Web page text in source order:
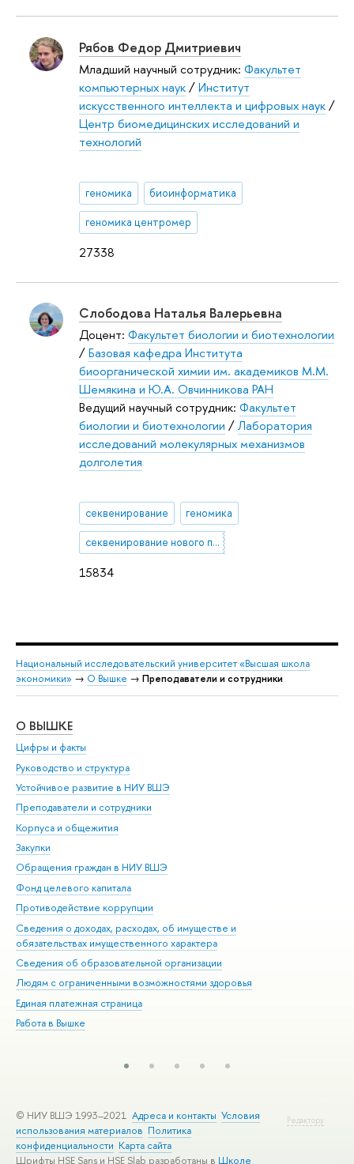
27338
Рябов Федор Дмитриевич
Младший научный сотрудник: Факультет
компьютерных наук/Институт
искусственного интеллекта и цифровых наук/
Центр биомедицинских исследований и
технологий
геномика биоинформатика
геномика центромер
15834
Слободова Наталья Валерьевна
Доцент: Факультет биологии и биотехнологии
/Базовая кафедра Института
биоорганической химии им. академиков М.М.
Шемякина и Ю.А. Овчинникова РАН
Ведущий научный сотрудник: Факультет
биологии и биотехнологии /Лаборатория
исследований молекулярных механизмов
долголетия
секвенирование геномика
секвенирование нового поколения
Национальный исследовательский университет «Высшая школа
экономики» → О Вышке → Преподаватели и сотрудники
О ВЫШКЕ
Цифры и факты
Руководство и структура
Устойчивое развитие в НИУ ВШЭ
Преподаватели и сотрудники
Корпуса и общежития
Закупки
Обращения граждан в НИУ ВШЭ
Фонд целевого капитала
Противодействие коррупции
Сведения о доходах, расходах, об имуществе и
обязательствах имущественного характера
Сведения об образовательной организации
Людям с ограниченными возможностями здоровья
Единая платежная страница
Работа в Вышке
Редактору
© НИУ ВШЭ 1993–2021 Адреса и контакты Условия
использования материалов Политика
конфиденциальности Карта сайта
Шрифты HSE Sans и HSE Slab разработаны в Школе